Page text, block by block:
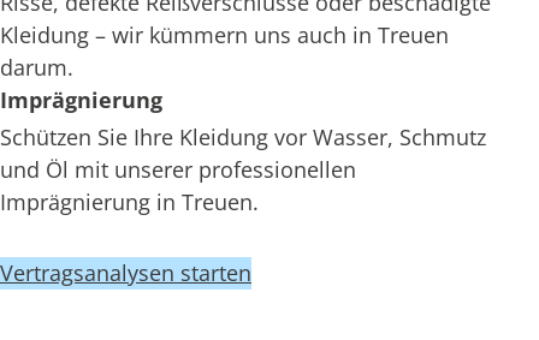
Kleidung – wir kümmern uns auch in Treuen
darum.
Imprägnierung
Schützen Sie Ihre Kleidung vor Wasser, Schmutz
und Öl mit unserer professionellen
Imprägnierung in Treuen.
Vertragsanalysen starten